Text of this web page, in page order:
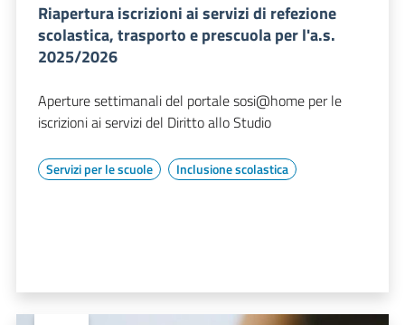
Riapertura iscrizioni ai servizi di refezione
scolastica, trasporto e prescuola per l'a.s.
2025/2026
Aperture settimanali del portale sosi@home per le
iscrizioni ai servizi del Diritto allo Studio
Servizi per le scuole Inclusione scolastica